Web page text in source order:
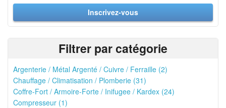
Inscrivez-vous
Filtrer par catégorie
Argenterie / Métal Argenté / Cuivre / Ferraille (2)
Chauffage / Climatisation / Plomberie (31)
Coffre-Fort / Armoire-Forte / Inifugee / Kardex (24)
Compresseur (1)